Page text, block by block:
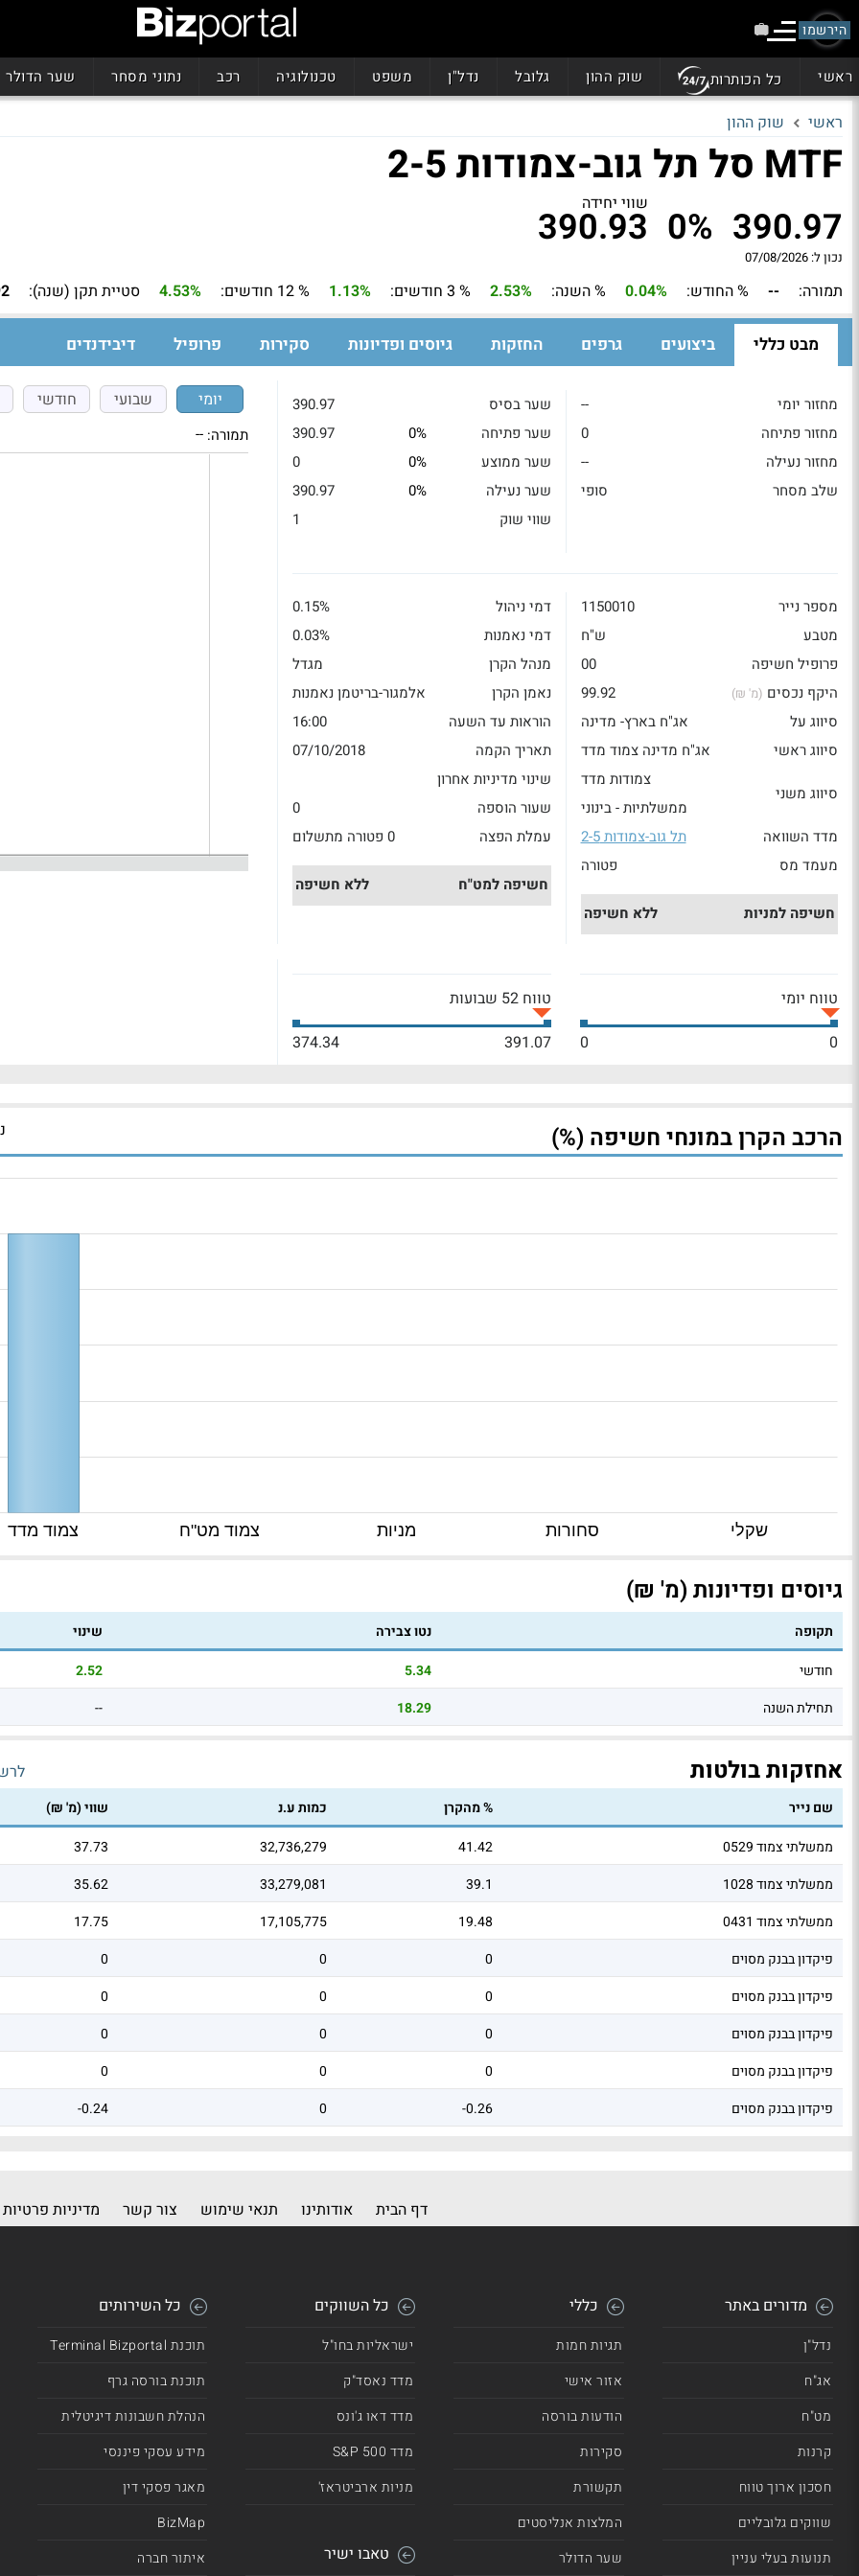
הירשמו
ראשי כל הכותרות שוק ההון גלובל נדל"ן משפט טכנולוגיה רכב נתוני מסחר שער הדולר
ראשי שוק ההון
MTF סל תל גוב-צמודות 2-5
390.97
0% שווי יחידה
390.93
נכון ל: 07/08/2026
תמורה: -- % החודש: 0.04% % השנה: 2.53% % 3 חודשים: 1.13% % 12 חודשים: 4.53% סטיית תקן (שנה):
מבט כללי ביצועים גרפים החזקות גיוסים ופדיונות סקירות פרופיל דיבידנדים
מחזור יומי
--
מחזור פתיחה
0
מחזור נעילה
--
שלב מסחר
סופי
שער בסיס
390.97
שער פתיחה
0%
390.97
שער ממוצע
0%
0
שער נעילה
0%
390.97
שווי שוק
1
מספר נייר
1150010
מטבע
ש"ח
פרופיל חשיפה
00
היקף נכסים (מ' ₪)
99.92
סיווג על
אג"ח בארץ- מדינה
סיווג ראשי
אג"ח מדינה צמוד מדד
סיווג משני
צמודות מדד
ממשלתיות - בינוני
מדד השוואה
תל גוב-צמודות 2-5
מעמד מס
פטורה
חשיפה למניות ללא חשיפה
דמי ניהול
0.15%
דמי נאמנות
0.03%
מנהל הקרן
מגדל
נאמן הקרן
אלמגור-בריטמן נאמנות
הוראות עד השעה
16:00
תאריך הקמה
07/10/2018
שינוי מדיניות אחרון
שעור הוספה
0
עמלת הפצה
0 פטורה מתשלום
חשיפה למט"ח ללא חשיפה
יומי שבועי חודשי
תמורה: --
טווח יומי
0
0
טווח 52 שבועות
391.07
374.34
הרכב הקרן במונחי חשיפה (%)
צמוד מדד צמוד מט"ח מניות סחורות שקלי
גיוסים ופדיונות (מ' ₪)
תקופה נטו צבירה
שינוי
חודשי
5.34
2.52
תחילת השנה
18.29
--
אחזקות בולטות
שם נייר % מהקרן כמות ע.נ
שווי (מ' ₪)
ממשלתי צמוד 0529
41.42
32,736,279
37.73
ממשלתי צמוד 1028
39.1
33,279,081
35.62
ממשלתי צמוד 0431
19.48
17,105,775
17.75
פיקדון בבנק מסוים
0
0
0
פיקדון בבנק מסוים
0
0
0
פיקדון בבנק מסוים
0
0
0
פיקדון בבנק מסוים
0
0
0
פיקדון בבנק מסוים
-0.26
0
-0.24
דף הבית אודותינו תנאי שימוש צור קשר מדיניות פרטיות
מדורים באתר
נדל"ן
אג"ח
מט"ח
קרנות
חסכון ארוך טווח
שווקים גלובליים
תנועות בעלי עניין
כללי
תגיות חמות
אזור אישי
הודעות בורסה
סקירות
תקשורת
המלצות אנליסטים
שער הדולר
כל השווקים
ישראליות בחו"ל
מדד נאסד"ק
מדד דאו ג'ונס
מדד 500 S&P
מניות ארביטראז'
טאבו ישיר
כל השירותים
תוכנת Terminal Bizportal
תוכנת בורסה גרף
הנהלת חשבונות דיגיטלית
מידע עסקי פיננסי
מאגר פסקי דין
BizMap
איתור חברה